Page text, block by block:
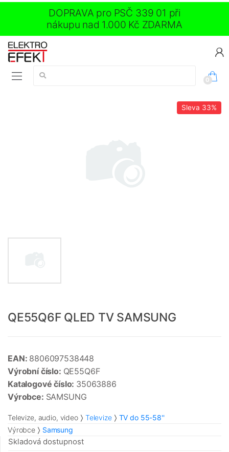
DOPRAVA pro PSČ 339 01 při
nákupu nad 1.000 Kč ZDARMA
Vyhledávání:
0
Sleva 33%
QE55Q6F QLED TV SAMSUNG
EAN: 8806097538448
Výrobní číslo: QE55Q6F
Katalogové číslo: 35063886
Výrobce: SAMSUNG
Televize, audio, video Televize
TV do 55-58''
Výrobce
Samsung
Skladová dostupnost